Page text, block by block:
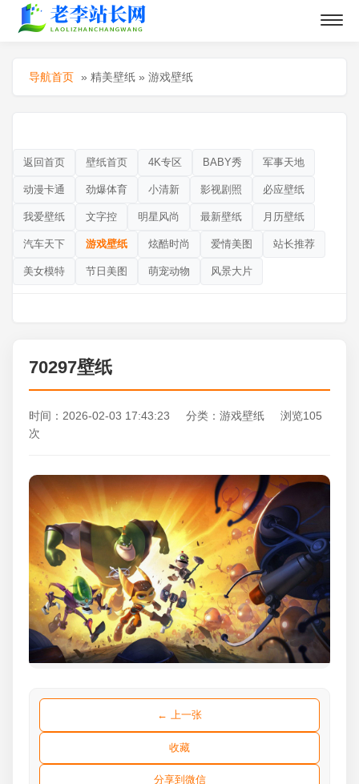
导航首页 » 精美壁纸 » 游戏壁纸
返回首页 壁纸首页 4K专区 BABY秀 军事天地
动漫卡通 劲爆体育 小清新 影视剧照 必应壁纸
我爱壁纸 文字控 明星风尚 最新壁纸 月历壁纸
汽车天下 游戏壁纸 炫酷时尚 爱情美图 站长推荐
美女模特 节日美图 萌宠动物 风景大片
70297壁纸
时间：2026-02-03 17:43:23 分类：游戏壁纸 浏览105
次
← 上一张
收藏
分享到微信